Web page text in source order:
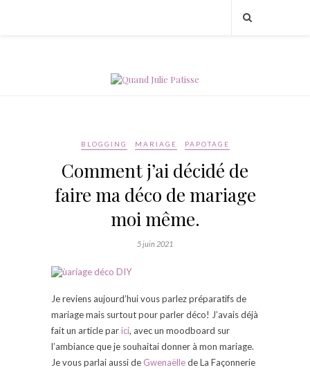
BLOGGING MARIAGE PAPOTAGE
Comment j’ai décidé de
faire ma déco de mariage
moi même.
5 juin 2021
Je reviens aujourd’hui vous parlez préparatifs de
mariage mais surtout pour parler déco! J’avais déjà
fait un article parici, avec un moodboard sur
l’ambiance que je souhaitai donner à mon mariage.
Je vous parlai aussi de Gwenaëllede La Façonnerie